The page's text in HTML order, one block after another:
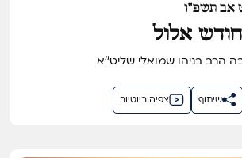
אב תשפ"ו
אלול
צפיה ביוטיוב שיתוף